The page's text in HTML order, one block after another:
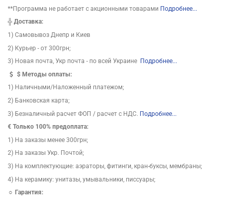
**Программа не работает с акционными товарами Подробнее...
╬ Доставка:
1) Самовывоз Днепр и Киев
2) Курьер - от 300грн;
3) Новая почта, Укр почта - по всей Украине Подробнее...
$Методы оплаты:
1) Наличными/Наложенный платежом;
2) Банковская карта;
3) Безналичный расчет ФОП / расчет с НДС. Подробнее...
€ Только 100% предоплата:
1) На заказы менее 300грн;
2) На заказы Укр. Почтой;
3) На комплектующие: аэраторы, фитинги, кран-буксы, мембраны;
4) На керамику: унитазы, умывальники, писсуары;
☼ Гарантия: